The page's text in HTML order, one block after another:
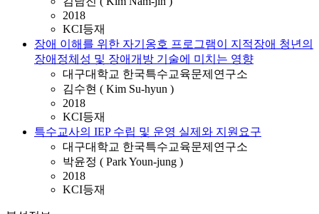
2018
KCI등재
장애 이해를 위한 자기옹호 프로그램이 지적장애 청년의
장애정체성 및 장애개방 기술에 미치는 영향
대구대학교 한국특수교육문제연구소
김수현 ( Kim Su-hyun )
2018
KCI등재
특수교사의 IEP 수립 및 운영 실제와 지원요구
대구대학교 한국특수교육문제연구소
박윤정 ( Park Youn-jung )
2018
KCI등재